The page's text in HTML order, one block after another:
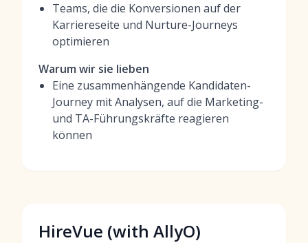
Teams, die die Konversionen auf der
Karriereseite und Nurture-Journeys
optimieren
Warum wir sie lieben
Eine zusammenhängende Kandidaten-
Journey mit Analysen, auf die Marketing-
und TA-Führungskräfte reagieren
können
HireVue (with AllyO)